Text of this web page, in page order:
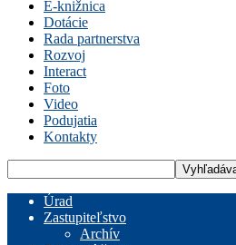
E-knižnica
Dotácie
Rada partnerstva
Rozvoj
Interact
Foto
Video
Podujatia
Kontakty
Úrad
Zastupiteľstvo
Archív